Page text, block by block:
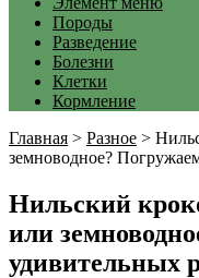
Породы
Разведение
Болезни
Клетки
Кормление
Главная > Разное >
земноводное?
Нильский
или
удивительных